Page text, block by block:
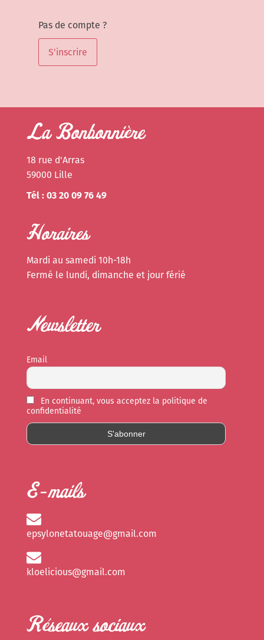
Pas de compte ?
S'inscrire
La Bonbonnière
18 rue d'Arras
59000 Lille
Tél : 03 20 09 76 49
Horaires
Mardi au samedi 10h-18h
Fermé le lundi, dimanche et jour férié
Newsletter
Email
En continuant, vous acceptez la politique de
confidentialité
E-mails
epsylonetatouage@gmail.com
kloelicious@gmail.com
Réseaux sociaux